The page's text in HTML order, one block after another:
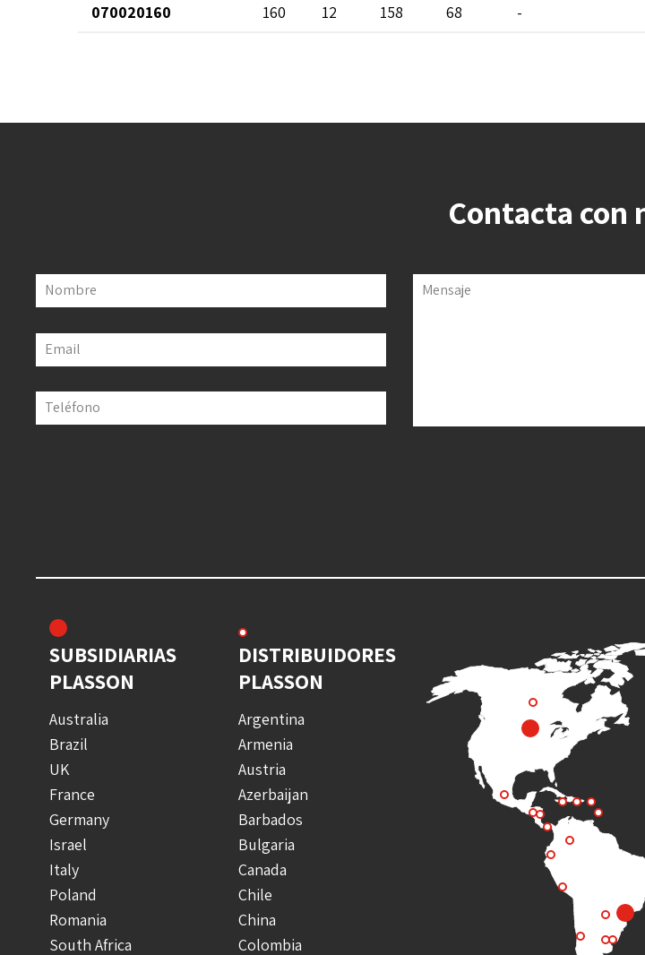
070020160
160 12 158 68 -
Contacta con
Nombre
Email
Teléfono
Mensaje
SUBSIDIARIAS
PLASSON
Australia
Brazil
UK
France
Germany
Israel
Italy
Poland
Romania
South Africa
DISTRIBUIDORES
PLASSON
Argentina
Armenia
Austria
Azerbaijan
Barbados
Bulgaria
Canada
Chile
China
Colombia